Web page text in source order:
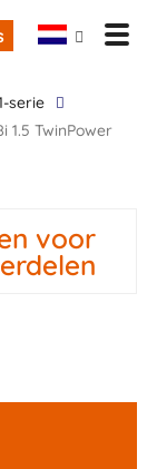
1-serie
voor